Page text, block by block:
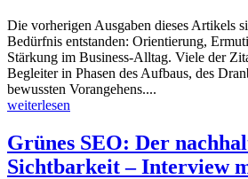
Die vorherigen Ausgaben dieses Artikels
Bedürfnis entstanden: Orientierung,
Stärkung im Business-Alltag. Viele der
Begleiter in Phasen des Aufbaus, des
bewussten Vorangehens....
weiterlesen
Grünes SEO: Der
Sichtbarkeit – Interview